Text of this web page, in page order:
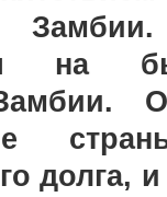
на
долга,